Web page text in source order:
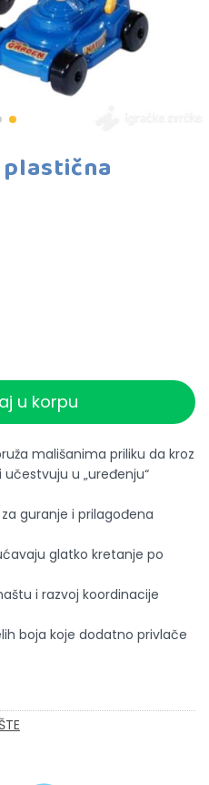
u korpu
mališanima priliku da kroz
u „uređenju“
guranje i prilagođena
glatko kretanje po
i razvoj koordinacije
boja koje dodatno privlače